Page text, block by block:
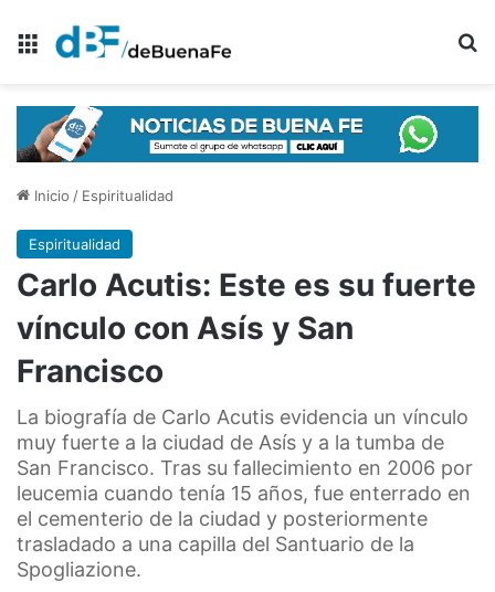
Menú
Inicio / Espiritualidad
Espiritualidad
Carlo Acutis: Este es su fuerte
vínculo con Asís y San
Francisco
La biografía de Carlo Acutis evidencia un vínculo
muy fuerte a la ciudad de Asís y a la tumba de
San Francisco. Tras su fallecimiento en 2006 por
leucemia cuando tenía 15 años, fue enterrado en
el cementerio de la ciudad y posteriormente
trasladado a una capilla del Santuario de la
Spogliazione.